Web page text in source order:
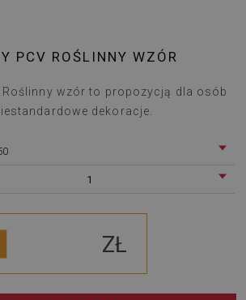
PCV ROŚLINNY WZÓR
Roślinny wzór to propozycją dla osób
dekoracje.
1
ZŁ